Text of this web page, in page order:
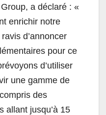
a déclaré : «
enrichir notre
d’annoncer
pour ce
d’utiliser
une gamme de
des
allant jusqu’à 15